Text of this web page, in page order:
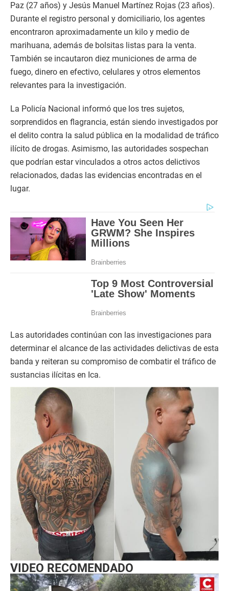
Paz (27 años) y Jesús Manuel Martínez Rojas (23 años).
Durante el registro personal y domiciliario, los agentes
encontraron aproximadamente un kilo y medio de
marihuana, además de bolsitas listas para la venta.
También se incautaron diez municiones de arma de
fuego, dinero en efectivo, celulares y otros elementos
relevantes para la investigación.
La Policía Nacional informó que los tres sujetos,
sorprendidos en flagrancia, están siendo investigados por
el delito contra la salud pública en la modalidad de tráfico
ilícito de drogas. Asimismo, las autoridades sospechan
que podrían estar vinculados a otros actos delictivos
relacionados, dadas las evidencias encontradas en el
lugar.
Las autoridades continúan con las investigaciones para
determinar el alcance de las actividades delictivas de esta
banda y reiteran su compromiso de combatir el tráfico de
sustancias ilícitas en Ica.
VIDEO RECOMENDADO